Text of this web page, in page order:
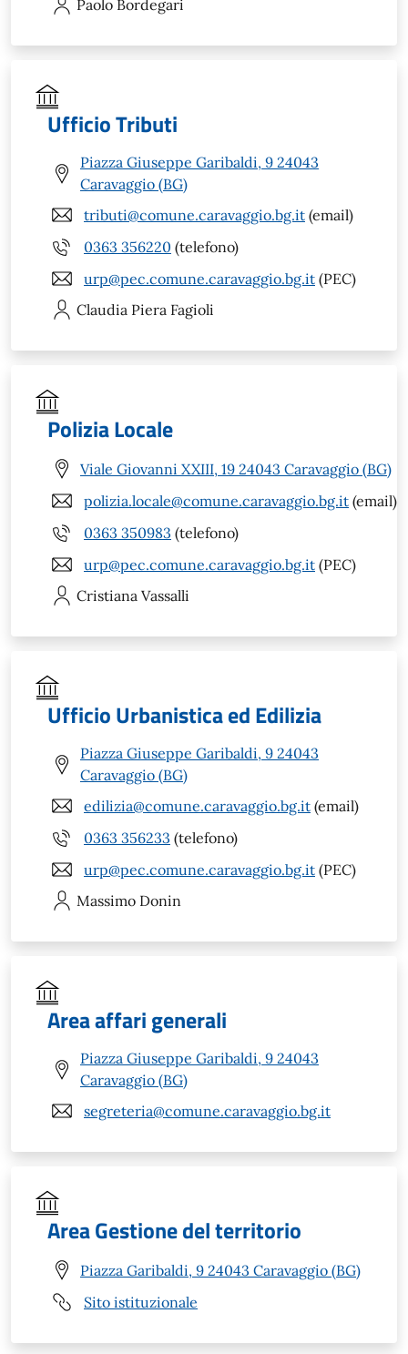
Paolo Bordegari
Ufficio Tributi
Piazza Giuseppe Garibaldi, 9 24043
Caravaggio (BG)
tributi@comune.caravaggio.bg.it (email)
0363 356220 (telefono)
urp@pec.comune.caravaggio.bg.it (PEC)
Claudia Piera Fagioli
Polizia Locale
Viale Giovanni XXIII, 19 24043 Caravaggio (BG)
polizia.locale@comune.caravaggio.bg.it (email)
0363 350983 (telefono)
urp@pec.comune.caravaggio.bg.it (PEC)
Cristiana Vassalli
Ufficio Urbanistica ed Edilizia
Piazza Giuseppe Garibaldi, 9 24043
Caravaggio (BG)
edilizia@comune.caravaggio.bg.it (email)
0363 356233 (telefono)
urp@pec.comune.caravaggio.bg.it (PEC)
Massimo Donin
Area affari generali
Piazza Giuseppe Garibaldi, 9 24043
Caravaggio (BG)
segreteria@comune.caravaggio.bg.it
Area Gestione del territorio
Piazza Garibaldi, 9 24043 Caravaggio (BG)
Sito istituzionale